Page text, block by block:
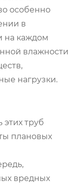
особенно
в
на каждом
влажности
нагрузки.
этих труб
плановых
вредных